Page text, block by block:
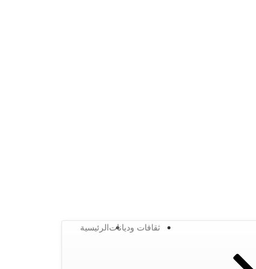
الرئيسيةثقافات وديانات